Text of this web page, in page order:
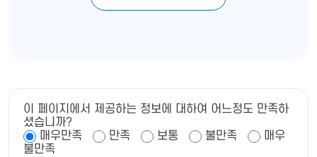
이 페이지에서 제공하는 정보에 대하여 어느정도 만족하
셨습니까?
매우만족
만족 보통 불만족
매우
불만족